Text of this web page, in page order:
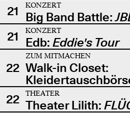
21
KONZERT
Big Band Battle:
21
KONZERT
Edb: Eddie's Tour
22
ZUM MITMACHEN
Walk-in Closet:
22
THEATER
Theater Lilith: